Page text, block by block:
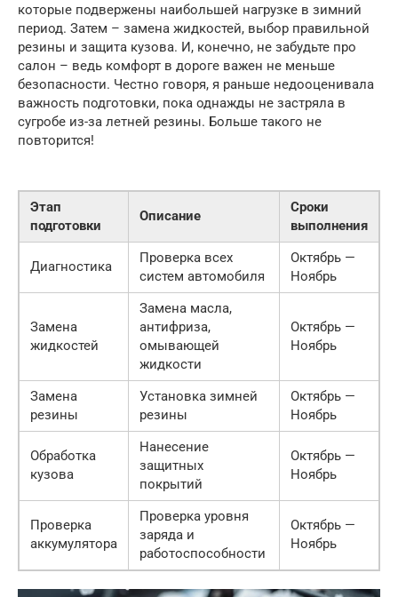
которые подвержены наибольшей нагрузке в зимний
период. Затем – замена жидкостей, выбор правильной
резины и защита кузова. И, конечно, не забудьте про
салон – ведь комфорт в дороге важен не меньше
безопасности. Честно говоря, я раньше недооценивала
важность подготовки, пока однажды не застряла в
сугробе из-за летней резины. Больше такого не
повторится!
Этап
подготовки
Описание
Сроки
выполнения
Диагностика
Проверка всех
систем автомобиля
Октябрь —
Ноябрь
Замена
жидкостей
Замена масла,
антифриза,
омывающей
жидкости
Октябрь —
Ноябрь
Замена
резины
Установка зимней
резины
Октябрь —
Ноябрь
Обработка
кузова
Нанесение
защитных
покрытий
Октябрь —
Ноябрь
Проверка
аккумулятора
Проверка уровня
заряда и
работоспособности
Октябрь —
Ноябрь